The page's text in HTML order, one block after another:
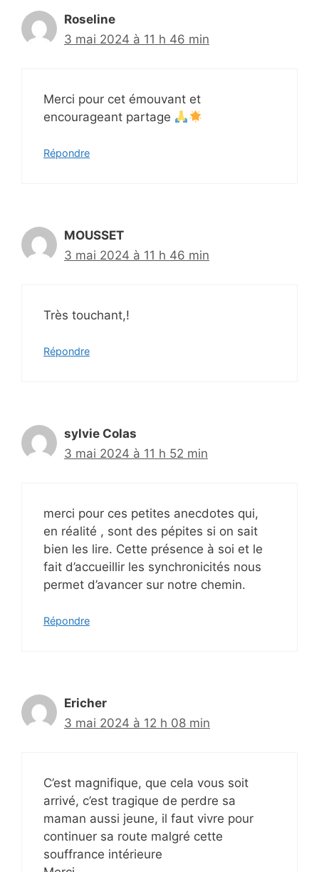
Roseline
3 mai 2024 à 11 h 46 min
Merci pour cet émouvant et
encourageant partage
Répondre
MOUSSET
3 mai 2024 à 11 h 46 min
Très touchant,!
Répondre
sylvie Colas
3 mai 2024 à 11 h 52 min
merci pour ces petites anecdotes qui,
en réalité , sont des pépites si on sait
bien les lire. Cette présence à soi et le
fait d’accueillir les synchronicités nous
permet d’avancer sur notre chemin.
Répondre
Ericher
3 mai 2024 à 12 h 08 min
C’est magnifique, que cela vous soit
arrivé, c’est tragique de perdre sa
maman aussi jeune, il faut vivre pour
continuer sa route malgré cette
souffrance intérieure